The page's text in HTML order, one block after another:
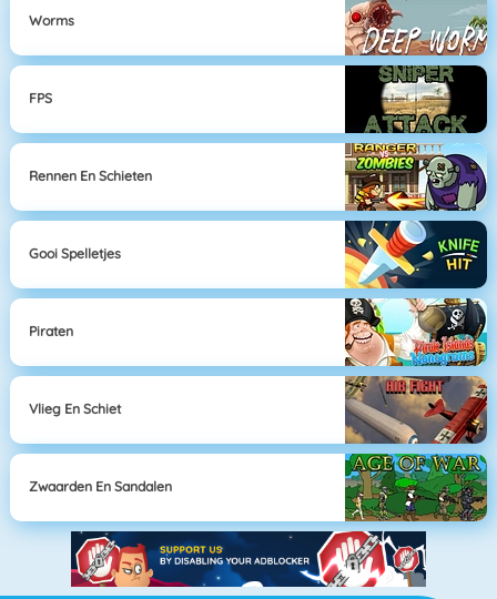
Worms
FPS
Rennen En Schieten
Gooi Spelletjes
Piraten
Vlieg En Schiet
Zwaarden En Sandalen